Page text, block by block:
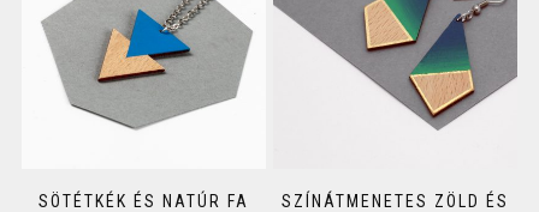
SÖTÉTKÉK ÉS NATÚR FA
SZÍNÁTMENETES ZÖLD ÉS